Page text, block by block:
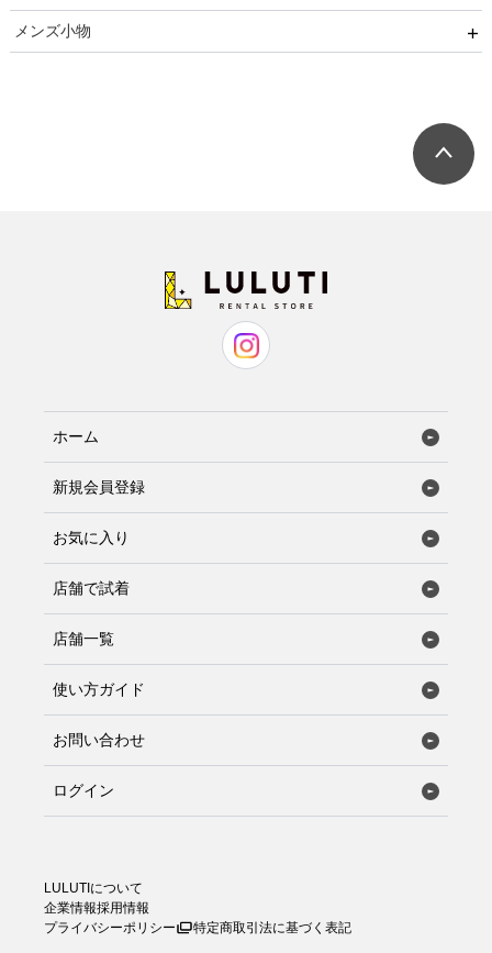
卒業式
発表会
リクルート
蝶ネクタイ用
ストレートチップ
メンズ小物
ホーム
新規会員登録
お気に入り
店舗で試着
店舗一覧
使い方ガイド
お問い合わせ
ログイン
LULUTIについて
企業情報採用情報
プライバシーポリシー
特定商取引法に基づく表記